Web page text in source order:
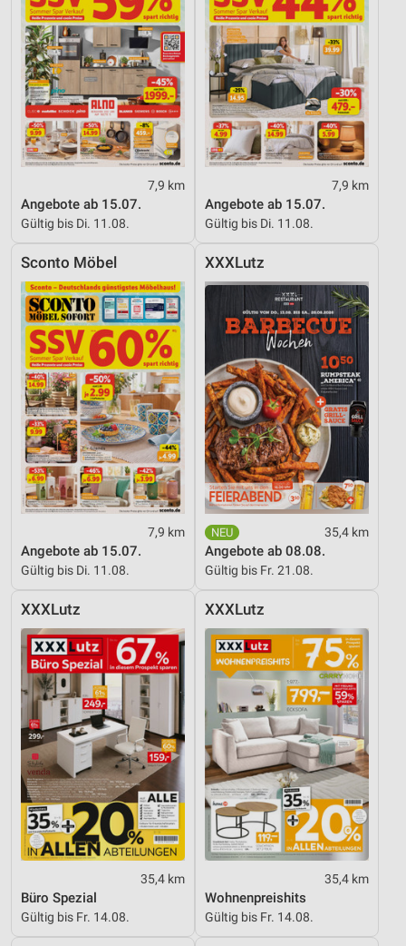
7,9 km
Angebote ab 15.07.
Gültig bis Di. 11.08.
7,9 km
Angebote ab 15.07.
Gültig bis Di. 11.08.
Sconto Möbel
7,9 km
Angebote ab 15.07.
Gültig bis Di. 11.08.
XXXLutz
35,4 km
Angebote ab 08.08.
Gültig bis Fr. 21.08.
XXXLutz
35,4 km
Büro Spezial
Gültig bis Fr. 14.08.
XXXLutz
35,4 km
Wohnenpreishits
Gültig bis Fr. 14.08.
Messung der Performance von Inhalten
Analyse von Zielgruppen durch Statistiken oder
Kombinationen von Daten aus verschiedenen
Quellen
Entwicklung und Verbesserung der Angebote
Verwendung reduzierter Daten zur Auswahl von
IAB-Besonderheiten:
Verwendung genauer Standortdaten
Geräte anhand von aktiv angeforderten
Informationen identifizieren
Nicht-IAB-Verarbeitungszwecke:
Notwendig
Performance
Funktional
Werbung